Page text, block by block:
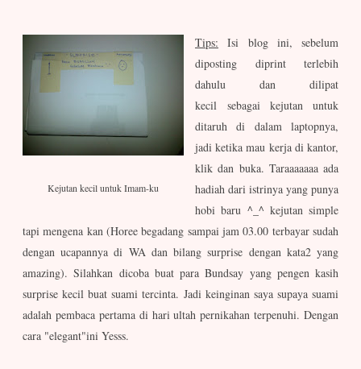
Kejutan kecil untuk Imam-ku
Tips: Isi blog ini, sebelum
diposting diprint terlebih
dahulu dan dilipat
kecil sebagai kejutan untuk
ditaruh di dalam laptopnya,
jadi ketika mau kerja di kantor,
klik dan buka. Taraaaaaaa ada
hadiah dari istrinya yang punya
hobi baru ^_^ kejutan simple
tapi mengena kan (Horee begadang sampai jam 03.00 terbayar sudah
dengan ucapannya di WA dan bilang surprise dengan kata2 yang
amazing). Silahkan dicoba buat para Bundsay yang pengen kasih
surprise kecil buat suami tercinta. Jadi keinginan saya supaya suami
adalah pembaca pertama di hari ultah pernikahan terpenuhi. Dengan
cara "elegant"ini Yesss.